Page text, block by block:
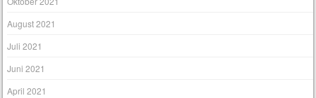
August 2021
Juli 2021
Juni 2021
April 2021